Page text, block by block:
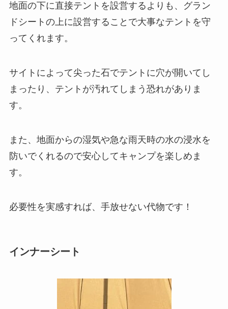
地面の下に直接テントを設営するよりも、グラン
ドシートの上に設営することで大事なテントを守
ってくれます。
サイトによって尖った石でテントに穴が開いてし
まったり、テントが汚れてしまう恐れがありま
す。
また、地面からの湿気や急な雨天時の水の浸水を
防いでくれるので安心してキャンプを楽しめま
す。
必要性を実感すれば、手放せない代物です！
インナーシート